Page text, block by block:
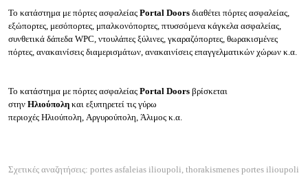
Το κατάστημα με πόρτες ασφαλείας Portal Doors διαθέτει πόρτες ασφαλείας,
εξώπορτες, μεσόπορτες, μπαλκονόπορτες, πτυσσόμενα κάγκελα ασφαλείας,
συνθετικά δάπεδα WPC, ντουλάπες ξύλινες, γκαραζόπορτες, θωρακισμένες
πόρτες, ανακαινίσεις διαμερισμάτων, ανακαινίσεις επαγγελματικών χώρων κ.α.
Το κατάστημα με πόρτες ασφαλείας Portal Doors βρίσκεται
στην Ηλιούπολη και εξυπηρετεί τις γύρω
περιοχές Ηλιούπολη, Αργυρούπολη, Άλιμος κ.α.
Σχετικές αναζητήσεις: portes asfaleias ilioupoli, thorakismenes portes ilioupoli